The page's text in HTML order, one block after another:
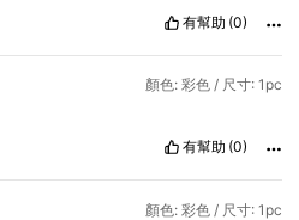
有幫助 (0)
顏色: 彩色 / 尺寸: 1pc
有幫助 (0)
顏色: 彩色 / 尺寸: 1pc